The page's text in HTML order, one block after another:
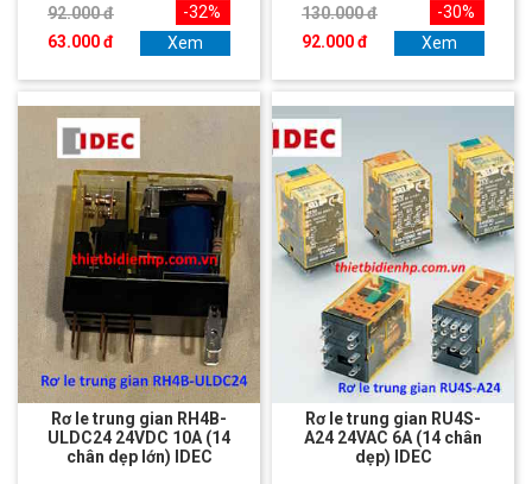
92.000 đ
63.000 đ
-32%
Xem
130.000 đ
92.000 đ
-30%
Xem
Rơ le trung gian RH4B-
ULDC24 24VDC 10A (14
chân dẹp lớn) IDEC
Rơ le trung gian RU4S-
A24 24VAC 6A (14 chân
dẹp) IDEC